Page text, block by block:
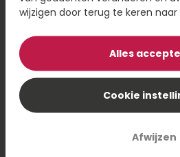
wijzigen door terug te keren naar
Alles
Cookie
Afwijzen